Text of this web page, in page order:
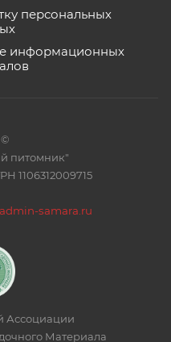
персональных
информационных
©
питомник"
1106312009715
samara.ru
Ассоциации
Материала